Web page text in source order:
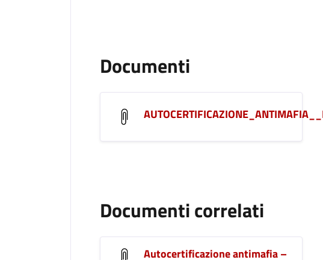
Documenti
Documenti correlati
Autocertificazione antimafia –